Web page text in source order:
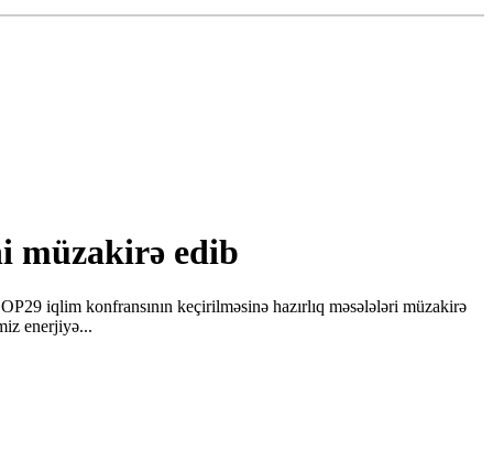
müzakirə edib
iqlim konfransının keçirilməsinə hazırlıq məsələləri müzakirə
enerjiyə...